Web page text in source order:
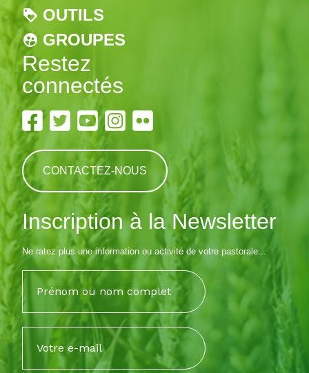
OUTILS
GROUPES
Restez
connectés
CONTACTEZ-NOUS
Inscription à la Newsletter
Ne ratez plus une information ou activité de votre pastorale...